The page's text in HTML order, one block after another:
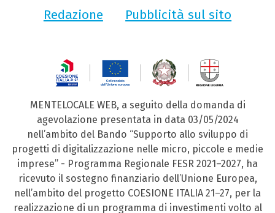
Redazione
Pubblicità sul sito
MENTELOCALE WEB, a seguito della domanda di
agevolazione presentata in data 03/05/2024
nell’ambito del Bando “Supporto allo sviluppo di
progetti di digitalizzazione nelle micro, piccole e medie
imprese” - Programma Regionale FESR 2021–2027, ha
ricevuto il sostegno finanziario dell’Unione Europea,
nell’ambito del progetto COESIONE ITALIA 21–27, per la
realizzazione di un programma di investimenti volto al